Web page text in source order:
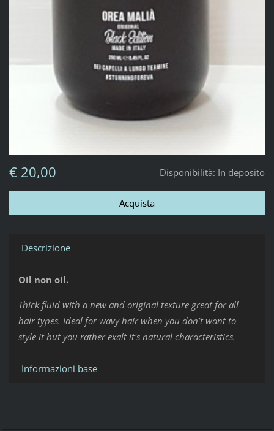
Disponibilità: In deposito
€ 20,00
Descrizione
Oil non oil.
Thick fluid with a new and original texture great for all
hair types. Ideal for wavy hair when you don’t want to
style it but you rather exaltit'snatural characteristics.
Informazioni base